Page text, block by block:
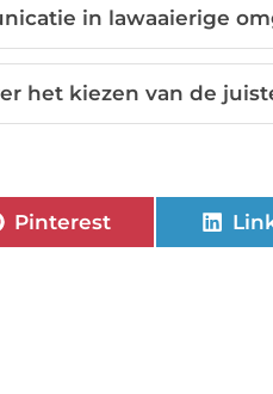
in lawaaierige
het kiezen van de
Pinterest